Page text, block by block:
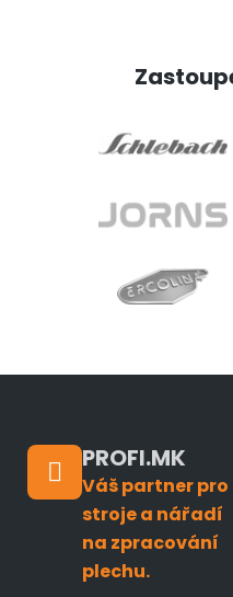
PROFI.MK
Váš partner pro
stroje a nářadí
na zpracování
plechu.